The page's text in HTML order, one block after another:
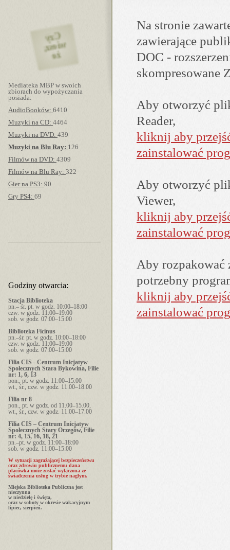
Czy
wiesz,Czy
wiesz,
Mediateka MBP w swoich
zbiorach do wypożyczania
posiada:
AudioBooków: 6410
Muzyki na CD: 4464
Muzyki na DVD: 439
Muzyki na Blu Ray: 126
Filmów na DVD: 4309
Filmów na Blu Ray: 322
Gier na PS3: 90
Gry PS4: 69
Godziny otwarcia:
Stacja Biblioteka
pn.– śr. pt. w godz. 10:00–18:00
czw. w godz. 11:00–19:00
sob. w godz. 07:00–15:00
Biblioteka Ficinus
pn.–śr. pt. w godz. 10:00–18:00
czw. w godz. 11:00–19:00
sob. w godz. 07:00–15:00
Filia CIS - Centrum Inicjatyw
Społecznych Stara Bykowina, Filie
nr: 1, 6, 13
pon., pt. w godz. 11:00–15:00
wt., śr., czw. w godz. 11.00–18.00
Filia nr 8
pon., pt. w godz. od 11.00–15.00,
wt., śr., czw. w godz. 11.00–17.00
Filia CIS – Centrum Inicjatyw
Społecznych Stary Orzegów, Filie
nr: 4, 15, 16, 18, 21
pn.–pt. w godz. 11:00–18:00
sob. w godz. 11:00–15:00
W sytuacji zagrażającej bezpieczeństwu
oraz zdrowiu publicznemu dana
placówka może zostać wyłączona ze
świadczenia usług w trybie nagłym.
Miejska Biblioteka Publiczna jest
nieczynna
w niedzielę i święta,
oraz w soboty w okresie wakacyjnym
lipiec, sierpień.
Na stronie
zawierające
DOC -
skompresowane
Aby otworzyć
Reader,
kliknij aby
zainstalować
Aby otworzyć
Viewer,
kliknij aby
zainstalować
Aby rozpakować
potrzebny
kliknij aby
zainstalować